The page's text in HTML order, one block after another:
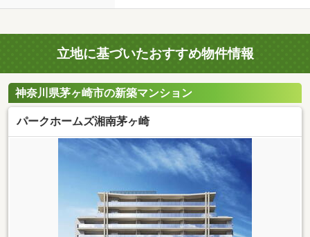
立地に基づいたおすすめ物件情報
神奈川県茅ヶ崎市の新築マンション
パークホームズ湘南茅ヶ崎